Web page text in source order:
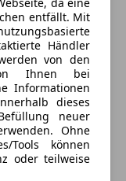
entfällt. Mit
Händler
von den
Ihnen bei
Informationen
dieses
neuer
Ohne
Tools können
oder teilweise